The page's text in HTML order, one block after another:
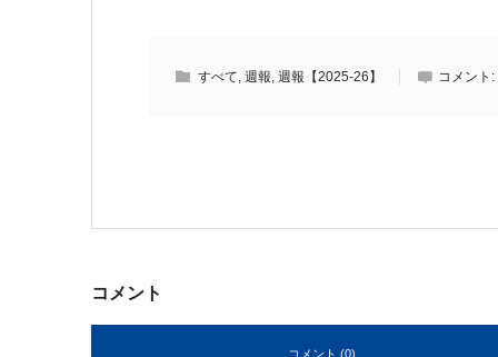
すべて 週報 週報【2025-26】 コメント:
コメント
コメント (0)